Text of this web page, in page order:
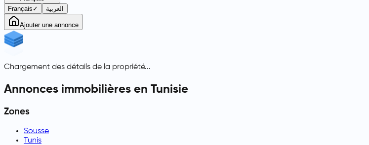
Français ✓ العربية
Ajouter une annonce
Chargement des détails de la propriété...
Annonces immobilières en Tunisie
Zones
Sousse
Tunis